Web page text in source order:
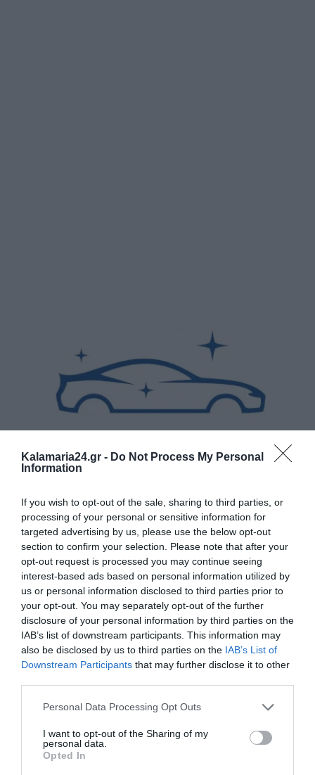
Kalamaria24.gr - Do Not Process My Personal
Information
If you wish to opt-out of the sale, sharing to third parties, or
processing of your personal or sensitive information for
targeted advertising by us, please use the below opt-out
section to confirm your selection. Please note that after your
opt-out request is processed you may continue seeing
interest-based ads based on personal information utilized by
us or personal information disclosed to third parties prior to
your opt-out. You may separately opt-out of the further
disclosure of your personal information by third parties on the
IAB’s list of downstream participants. This information may
also be disclosed by us to third parties on the IAB’s List of
Downstream Participants that may further disclose it to other
Personal Data Processing Opt Outs
I want to opt-out of the Sharing of my
personal data.
Opted In